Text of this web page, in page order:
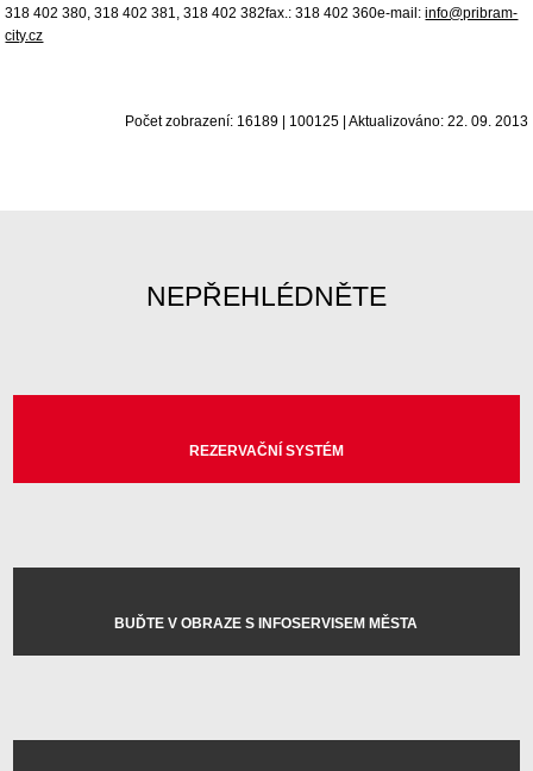
318 402 380, 318 402 381, 318 402 382fax.: 318 402 360e-mail:info@pribram-
city.cz
Počet zobrazení: 16189 | 100125 | Aktualizováno: 22. 09. 2013
NEPŘEHLÉDNĚTE
REZERVAČNÍ SYSTÉM
BUĎTE V OBRAZE S INFOSERVISEM MĚSTA